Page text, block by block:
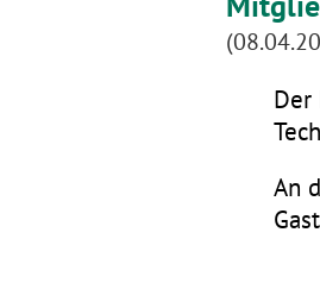
Der
An